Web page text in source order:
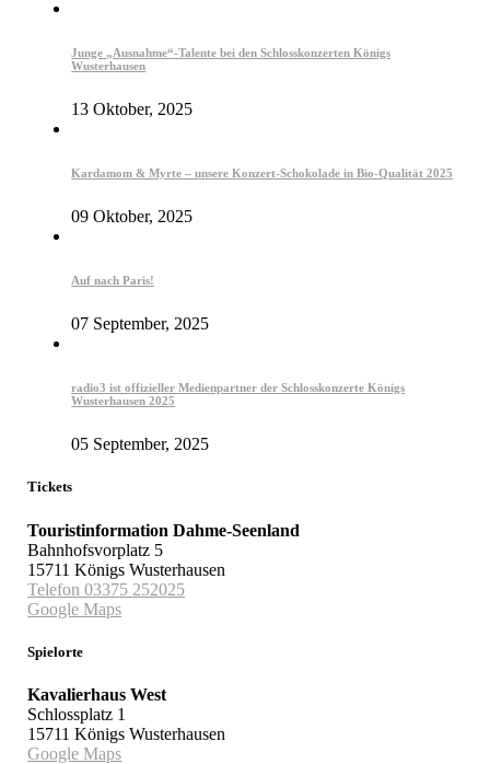
Junge „Ausnahme“-Talente bei den Schlosskonzerten Königs
Wusterhausen
13 Oktober, 2025
Kardamom & Myrte – unsere Konzert-Schokolade in Bio-Qualität 2025
09 Oktober, 2025
Auf nach Paris!
07 September, 2025
radio3 ist offizieller Medienpartner der Schlosskonzerte Königs
Wusterhausen 2025
05 September, 2025
Tickets
Touristinformation Dahme-Seenland
Bahnhofsvorplatz 5
15711 Königs Wusterhausen
Telefon 03375 252025
Google Maps
Spielorte
Kavalierhaus West
Schlossplatz 1
15711 Königs Wusterhausen
Google Maps